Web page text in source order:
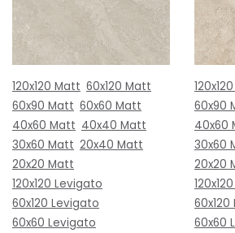
120x120 Matt 60x120 Matt
60x90 Matt 60x60 Matt
40x60 Matt 40x40 Matt
30x60 Matt 20x40 Matt
20x20 Matt
120x120 Levigato
60x120 Levigato
60x60 Levigato
60x90
40x60
30x60
20x20
60x60